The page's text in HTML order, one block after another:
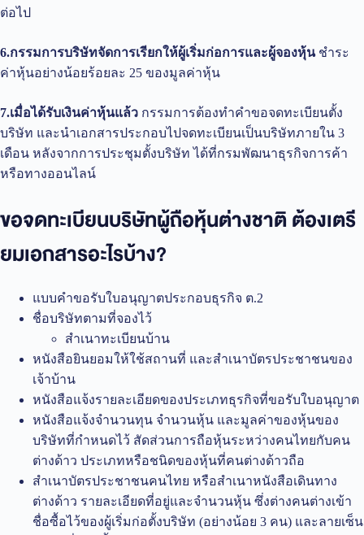
ต่อไป
6.กรรมการบริษัทจัดการเรียกให้ผู้เริ่มก่อการและผู้จองหุ้นชำระ
ค่าหุ้นอย่างน้อยร้อยละ 25 ของมูลค่าหุ้น
7.เมื่อได้รับเงินค่าหุ้นแล้ว กรรมการต้องทำคำขอจดทะเบียนตั้ง
บริษัท และนำเอกสารประกอบไปจดทะเบียนเป็นบริษัทภายใน 3
เดือน หลังจากการประชุมตั้งบริษัท ได้ที่กรมพัฒนาธุรกิจการค้า
หรือทางออนไลน์
ขอจดทะเบียนบริษัทผู้ถือหุ้นต่างชาติ ต้องเตรี
ยมเอกสารอะไรบ้าง?
แบบคำขอรับใบอนุญาตประกอบธุรกิจ ต.2
ชื่อบริษัทตามที่จองไว้
สำเนาทะเบียนบ้าน
หนังสือยินยอมให้ใช้สถานที่ และสำเนาบัตรประชาชนของ
เจ้าบ้าน
หนังสือแจ้งรายละเอียดของประเภทธุรกิจที่ขอรับใบอนุญาต
หนังสือแจ้งจำนวนทุน จำนวนหุ้น และมูลค่าของหุ้นของ
บริษัทที่กำหนดไว้ สัดส่วนการถือหุ้นระหว่างคนไทยกับคน
ต่างด้าว ประเภทหรือชนิดของหุ้นที่คนต่างด้าวถือ
สำเนาบัตรประชาชนคนไทย หรือสำเนาหนังสือเดินทาง
ต่างด้าว รายละเอียดที่อยู่และจำนวนหุ้น ซึ่งต่างคนต่างเข้า
ชื่อซื้อไว้ของผู้เริ่มก่อตั้งบริษัท (อย่างน้อย 3 คน) และลายเซ็น